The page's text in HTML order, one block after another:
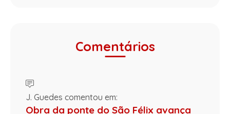
Comentários
J. Guedes comentou em:
Obra da ponte do São Félix avança